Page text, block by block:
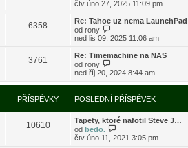
ě
e
ř
s
ě
e
o
l
d
í
ř
í
s
p
ě
v
e
k
o
r
z
i
p
o
s
l
e
d
í
ř
í
čtv úno 27, 2025 11:09 pm
6358
Re: Tahoe uz nema LaunchPad
od rony
o
r
z
i
t
p
o
s
l
e
d
ned lis 09, 2025 11:06 am
3761
Re: Timemachine na NAS
od rony
o
r
a
z
i
t
p
o
ned říj 20, 2024 8:44 am
PŘÍSPĚVKY POSLEDNÍ PŘÍSPĚVEK
10610
Tapety, ktoré nafotil Steve J…
od bedo.
o
čtv úno 11, 2021 3:05 pm